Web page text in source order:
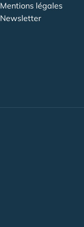
Mentions légales
Newsletter